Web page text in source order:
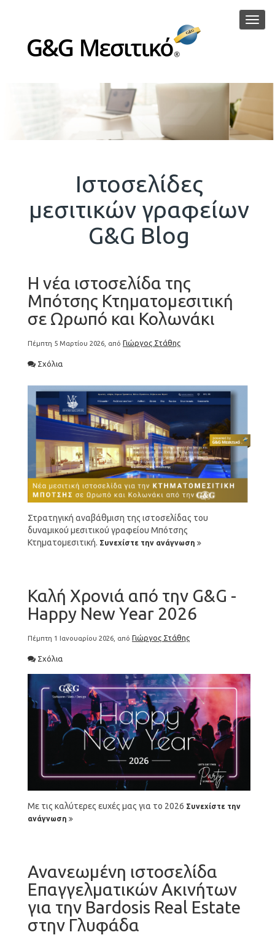
Ιστοσελίδες
μεσιτικών γραφείων
G&G Blog
Η νέα ιστοσελίδα της
Μπότσης Κτηματομεσιτική
σε Ωρωπό και Κολωνάκι
Πέμπτη 5 Μαρτίου 2026, από Γιώργος Στάθης
Σχόλια
Στρατηγική αναβάθμιση της ιστοσελίδας του
δυναμικού μεσιτικού γραφείου Μπότσης
Κτηματομεσιτική. Συνεχίστε την ανάγνωση
Καλή Χρονιά από την G&G -
Happy New Year 2026
Πέμπτη 1 Ιανουαρίου 2026, από Γιώργος Στάθης
Σχόλια
Με τις καλύτερες ευχές μας για το 2026 Συνεχίστε την
ανάγνωση
Ανανεωμένη ιστοσελίδα
Επαγγελματικών Ακινήτων
για την Bardosis Real Estate
στην Γλυφάδα